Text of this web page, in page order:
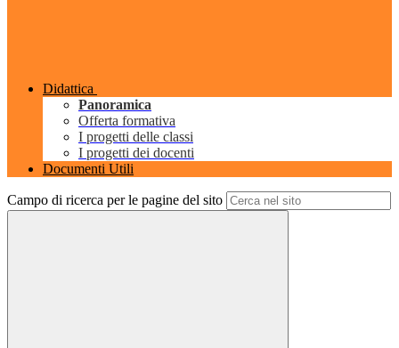
Didattica
Panoramica
Offerta formativa
I progetti delle classi
I progetti dei docenti
Documenti Utili
Campo di ricerca per le pagine del sito